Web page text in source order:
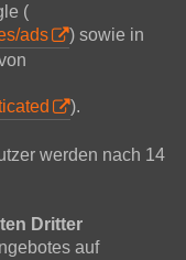
(
ads
) sowie in
).
werden nach 14
Dritter
auf